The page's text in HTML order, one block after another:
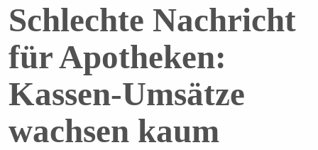
Schlechte Nachricht
für Apotheken:
Kassen-Umsätze
wachsen kaum